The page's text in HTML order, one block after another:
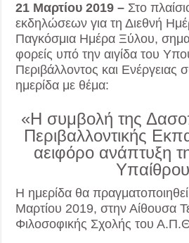
21 Μαρτίου 2019 – Στο
εκδηλώσεων για τη Διεθνή
Παγκόσμια Ημέρα Ξύλου,
φορείς υπό την αιγίδα του
Περιβάλλοντος και Ενέργειας
ημερίδα με θέμα:
«Η συμβολή της
Περιβαλλοντικής
αειφόρο ανάπτυξη
Η ημερίδα θα
Μαρτίου 2019, στην Αίθουσα
Φιλοσοφικής Σχολής του